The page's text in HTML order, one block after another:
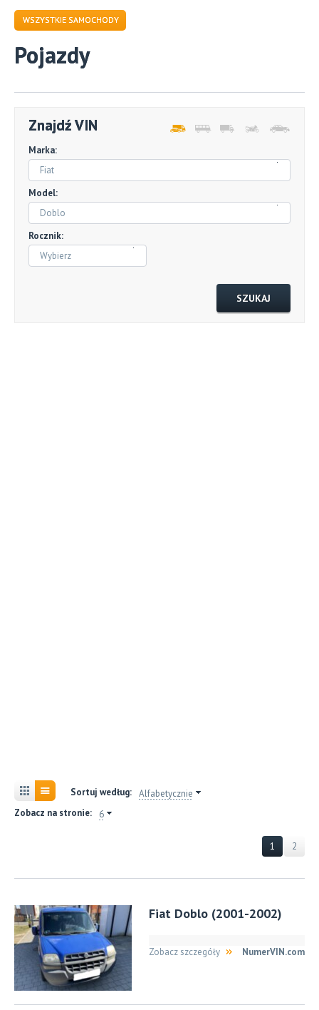
WSZYSTKIE SAMOCHODY
Pojazdy
Znajdź VIN
Marka:
Fiat
Model:
Doblo
Rocznik:
Wybierz
Sortuj według: Alfabetycznie
Zobacz na stronie:
6
1 2
Fiat Doblo (2001-2002)
NumerVIN.com
Zobacz szczegóły